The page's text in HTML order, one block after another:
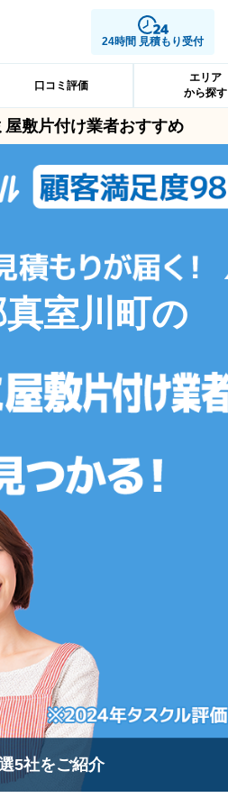
24時間 見積もり受付
口コミ評価
エリア
から探す
敷片付け業者おすすめ
室川町の
5社をご紹介